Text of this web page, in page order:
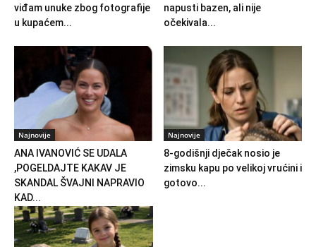
viđam unuke zbog fotografije
u kupaćem...
napusti bazen, ali nije
očekivala...
Najnovije
ANA IVANOVIĆ SE UDALA
,POGELDAJTE KAKAV JE
SKANDAL ŠVAJNI NAPRAVIO
KAD...
Najnovije
8-godišnji dječak nosio je
zimsku kapu po velikoj vrućini i
gotovo...